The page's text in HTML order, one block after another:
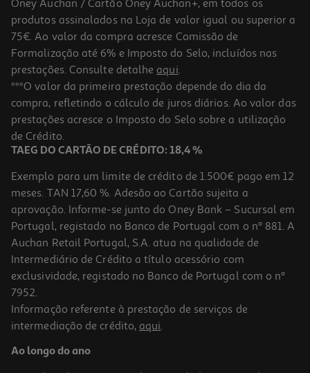
-10%
Ração Para Cão Adulto Libra Com Vaca 3kg
3.43 €/Kg
Price reduced from
11,45 €to
10,29 €
Promoção
Ração Para Cão Adulto Libra Borrego 14kg
2.85 €/Kg
Oney Auchan / Cartão Oney Auchan+, em todos os
produtos assinalados na Loja de valor igual ou superior a
75€. Ao valor da compra acresce Comissão de
Formalização até 6% e Imposto do Selo, incluídos nas
prestações. Consulte detalhe aqui.
***O valor da primeira prestação depende do dia da
compra, refletindo o cálculo de juros diários. Ao valor das
prestações acresce o Imposto do Selo sobre a utilização
de Crédito.
TAEG DO CARTÃO DE CRÉDITO: 18,4 %
Exemplo para um limite de crédito de 1.500€ pago em 12
meses. TAN 17,60 %. Adesão ao Cartão sujeita a
aprovação. Informe-se junto do Oney Bank – Sucursal em
Portugal, registado no Banco de Portugal com o nº 881. A
Auchan Retail Portugal, S.A. atua na qualidade de
Intermediário de Crédito a título acessório com
exclusividade, registado no Banco de Portugal com o nº
7952.
Informação referente à prestação de serviços de
intermediação de crédito, aqui.
Ao longo do ano